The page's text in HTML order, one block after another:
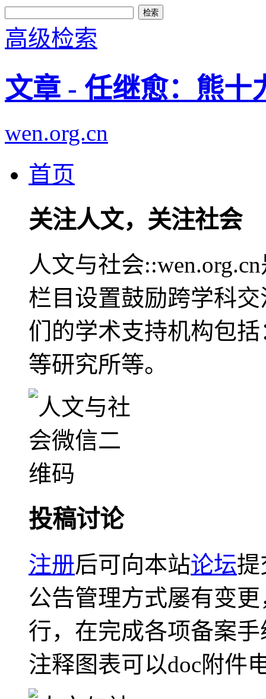
高级检索
文章 - 任继愈：熊十
wen.org.cn
首页
关注人文，关注社会
人文与社会
栏目设置鼓励跨学科
们的学术支持机构包
等研究所等。
投稿讨论
注册后可向本站论坛提
公告管理方式屡有变
行，在完成各项备案
注释图表可以doc附件